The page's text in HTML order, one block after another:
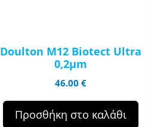
Doulton M12 Biotect Ultra
0,2μm
46.00 €
Προσθήκη στο καλάθι